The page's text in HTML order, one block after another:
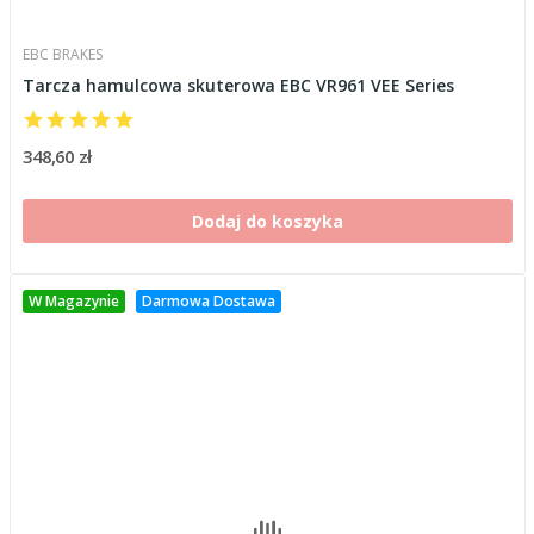
EBC BRAKES
Tarcza hamulcowa skuterowa EBC VR961 VEE Series
348,60 zł
Dodaj do koszyka
W Magazynie Darmowa Dostawa